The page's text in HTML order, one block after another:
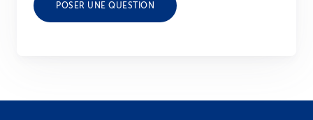
POSER UNE QUESTION